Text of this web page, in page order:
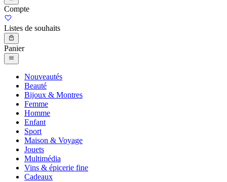
Compte
Listes de souhaits
Panier
Nouveautés
Beauté
Bijoux & Montres
Femme
Homme
Enfant
Sport
Maison & Voyage
Jouets
Multimédia
Vins & épicerie fine
Cadeaux